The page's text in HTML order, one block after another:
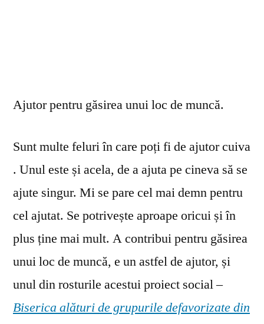
Ajutor pentru găsirea unui loc de muncă.
Sunt multe feluri în care poți fi de ajutor cuiva
. Unul este și acela, de a ajuta pe cineva să se
ajute singur. Mi se pare cel mai demn pentru
cel ajutat. Se potrivește aproape oricui și în
plus ține mai mult. A contribui pentru găsirea
unui loc de muncă, e un astfel de ajutor, și
unul din rosturile acestui proiect social –
Biserica alături de grupurile defavorizate din